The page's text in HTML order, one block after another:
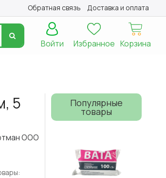
Обратная связь Доставка и оплата
Корзина
Избранное
Войти
5
ООО
Популярные
товары